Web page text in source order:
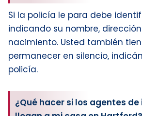
Si la policía le para debe
indicando su nombre,
nacimiento. Usted también
permanecer en silencio,
policía.
¿Qué hacer si los agentes